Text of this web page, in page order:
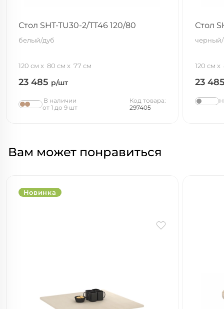
Стол SHT-TU30-2/TT46 120/80
белый/дуб
120 см 80 см 77 см
23 485 р/шт
В наличии
от 1 до 9 шт
Код товара:
297405
Стол
120 см
23
Вам может понравиться
Новинка